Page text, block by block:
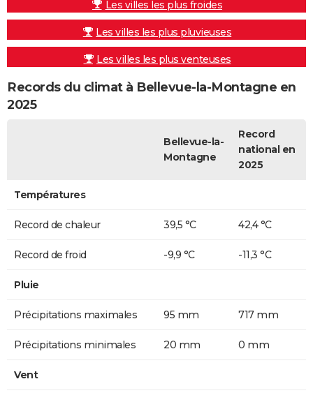
Les villes les plus froides
Les villes les plus pluvieuses
Les villes les plus venteuses
Records du climat à Bellevue-la-Montagne en
2025
Bellevue-la-
Montagne
Record
national en
2025
Températures
Record de chaleur 39,5 °C 42,4 °C
Record de froid -9,9 °C -11,3 °C
Pluie
Précipitations maximales 95 mm 717 mm
Précipitations minimales 20 mm 0 mm
Vent